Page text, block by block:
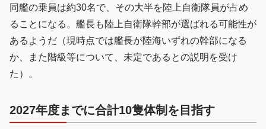
同艦の乗員は約30名で、その大半を陸上自衛隊員が占め
ることになる。艦長も陸上自衛隊幹部が選ばれる可能性が
あるようだ（現時点では艦長が陸海いずれの幹部になる
か、また階級等について、未定であるとの説明を受け
た）。
2027年度までに合計10隻体制を目指す